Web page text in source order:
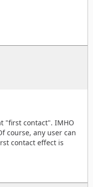
"first contact". IMHO
course, any user can
contact effect is